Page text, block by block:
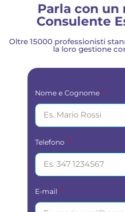
Parla con un
Consulente
Oltre 15000 professionisti
la loro gestione
Nome e Cognome
Telefono
E-mail